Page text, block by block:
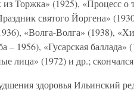
Торжка» (1925), «Процесс
святого Йоргена»
«Волга-Волга» (1938),
– 1956), «Гусарская
лица» (1972) и др.;
здоровья Ильинский